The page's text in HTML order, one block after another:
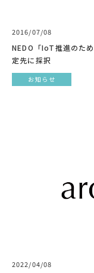
2016/07/08
NEDO「IoT推進のた
定先に採択
お知らせ
2022/04/08